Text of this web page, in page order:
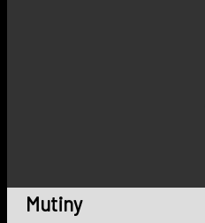
Mutiny